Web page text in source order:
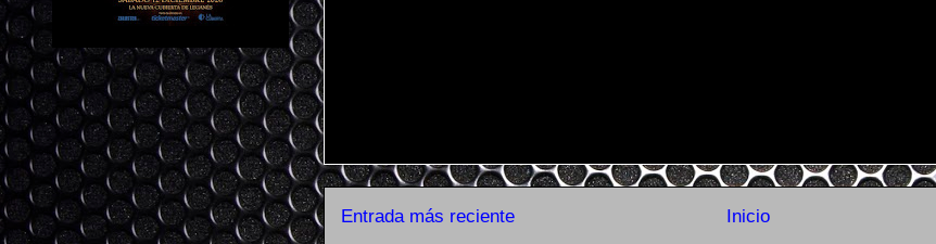
Entrada más reciente Inicio